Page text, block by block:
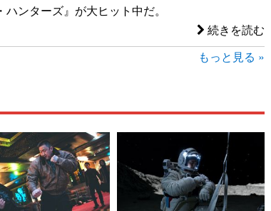
ハンターズ』が大ヒット中だ。
続きを読む
もっと見る »